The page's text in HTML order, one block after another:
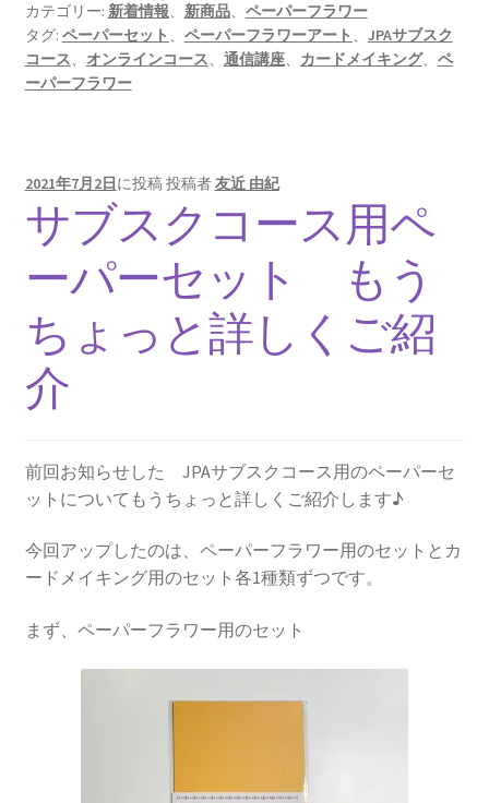
カテゴリー: 新着情報、 新商品、 ペーパーフラワー
タグ: ペーパーセット 、 ペーパーフラワーアート 、 JPAサブスク
コース、 オンラインコース、 通信講座、 カードメイキング、 ペ
ーパーフラワー
2021年7月2日に投稿投稿者友近 由紀
サブスクコース用ペ
ーパーセット もう
ちょっと詳しくご紹
介
前回お知らせした JPAサブスクコース用のペーパーセ
ットについてもうちょっと詳しくご紹介します♪
今回アップしたのは、ペーパーフラワー用のセットとカ
ードメイキング用のセット各1種類ずつです。
まず、ペーパーフラワー用のセット